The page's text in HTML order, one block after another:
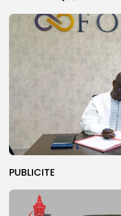
PUBLICITE